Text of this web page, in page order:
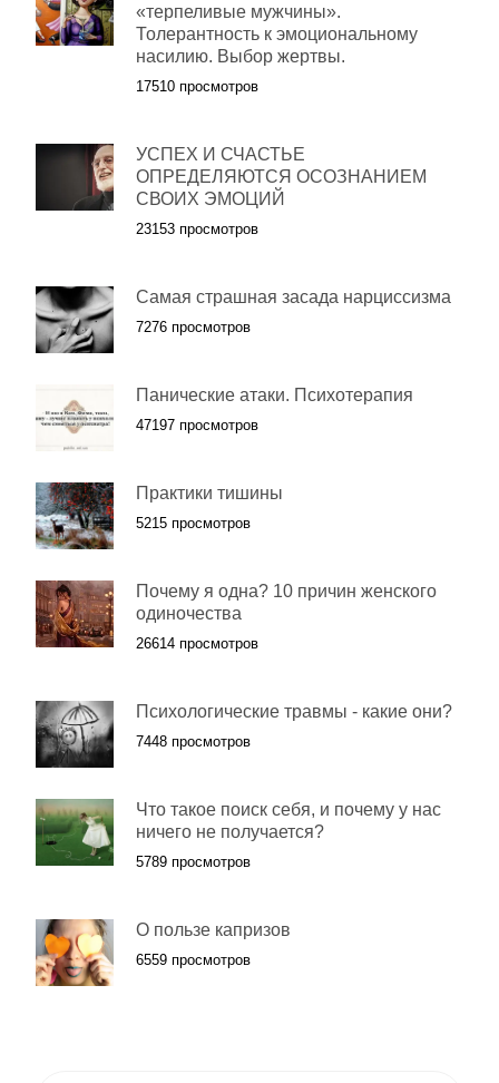
«терпеливые мужчины».
Толерантность к эмоциональному
насилию. Выбор жертвы.
17510 просмотров
УСПЕХ И СЧАСТЬЕ
ОПРЕДЕЛЯЮТСЯ ОСОЗНАНИЕМ
СВОИХ ЭМОЦИЙ
23153 просмотров
Самая страшная засада нарциссизма
7276 просмотров
Панические атаки. Психотерапия
47197 просмотров
Практики тишины
5215 просмотров
Почему я одна? 10 причин женского
одиночества
26614 просмотров
Психологические травмы - какие они?
7448 просмотров
Что такое поиск себя, и почему у нас
ничего не получается?
5789 просмотров
О пользе капризов
6559 просмотров